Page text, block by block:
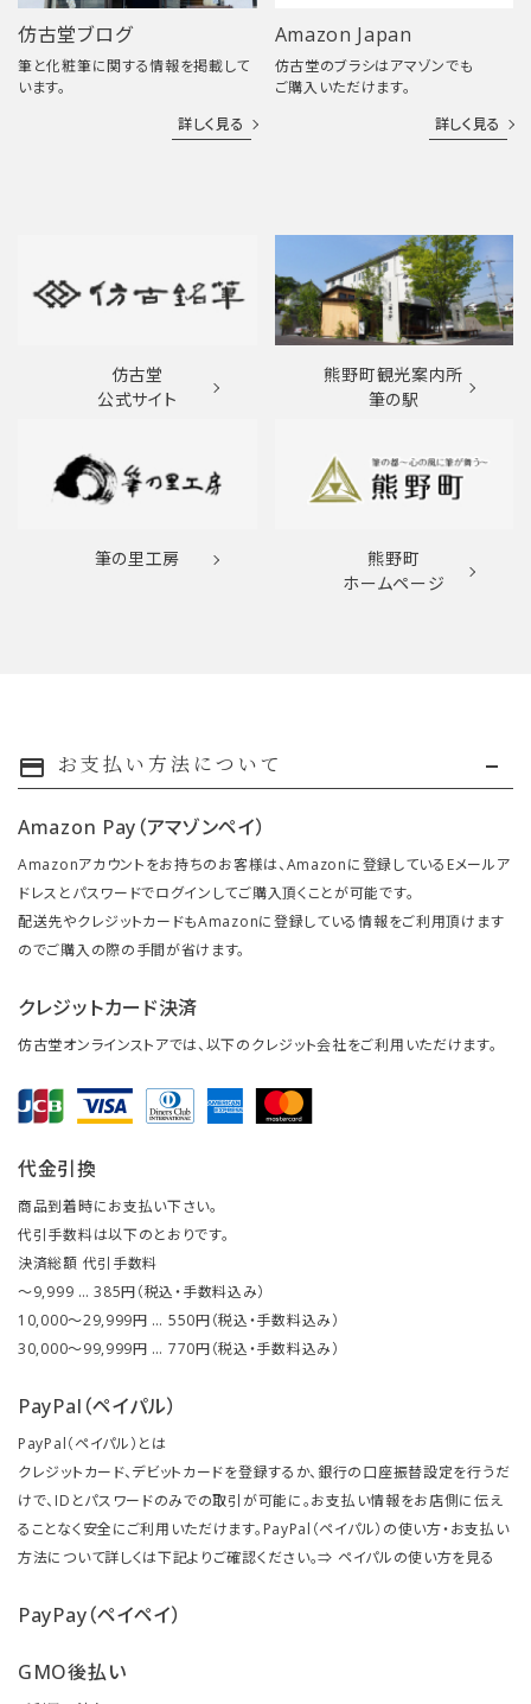
仿古堂ブログ
筆と化粧筆に関する情報を掲載して
います。
詳しく見る
Amazon Japan
仿古堂のブラシはアマゾンでも
ご購入いただけます。
詳しく見る
仿古堂
公式サイト
熊野町観光案内所
筆の駅
筆の里工房
熊野町
ホームページ
payment お支払い方法について
Amazon Pay（アマゾンペイ）
Amazonアカウントをお持ちのお客様は、Amazonに登録しているEメールア
ドレスとパスワードでログインしてご購入頂くことが可能です。
配送先やクレジットカードもAmazonに登録している情報をご利用頂けます
のでご購入の際の手間が省けます。
クレジットカード決済
仿古堂オンラインストアでは、以下のクレジット会社をご利用いただけます。
代金引換
商品到着時にお支払い下さい。
代引手数料は以下のとおりです。
決済総額 代引手数料
～9,999 … 385円（税込・手数料込み）
10,000～29,999円 … 550円（税込・手数料込み）
30,000～99,999円 … 770円（税込・手数料込み）
PayPal（ペイパル）
PayPal（ペイパル）とは
クレジットカード、デビットカードを登録するか、銀行の口座振替設定を行うだ
けで、IDとパスワードのみでの取引が可能に。お支払い情報をお店側に伝え
ることなく安全にご利用いただけます。PayPal（ペイパル）の使い方・お支払い
方法について詳しくは下記よりご確認ください。⇒ ペイパルの使い方を見る
PayPay（ペイペイ）
GMO後払い